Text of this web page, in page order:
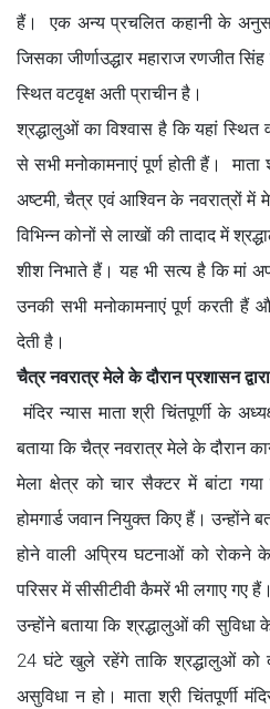
हैं। एक अन्य प्रचलित कहानी के
जिसका जीर्णाउद्धार महाराज रणजीत
स्थित वटवृक्ष अती प्राचीन है।
श्रद्धालुओं का विश्वास है कि यहां स्थित
से सभी मनोकामनाएं पूर्ण होती हैं। माता
अष्टमी, चैत्र एवं आश्विन के नवरात्रों
विभिन्न कोनों से लाखों की तादाद में
शीश निभाते हैं। यह भी सत्य है कि मां
उनकी सभी मनोकामनाएं पूर्ण करती
देती है।
चैत्र नवरात्र मेले के दौरान प्रशासन
मंदिर न्यास माता श्री चिंतपूर्णी के
बताया कि चैत्र नवरात्र मेले के दौरान
मेला क्षेत्र को चार सैक्टर में बांटा गया
होमगार्ड जवान नियुक्त किए हैं। उन्होंने
होने वाली अप्रिय घटनाओं को रोकने
परिसर में सीसीटीवी कैमरें भी लगाए गए हैं।
उन्होंने बताया कि श्रद्धालुओं की सुविधा
24 घंटे खुले रहेंगे ताकि श्रद्धालुओं को
असुविधा न हो। माता श्री चिंतपूर्णी